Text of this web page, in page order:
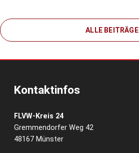
ALLE BEITRÄGE
Kontaktinfos
FLVW-Kreis 24
Gremmendorfer Weg 42
48167 Münster